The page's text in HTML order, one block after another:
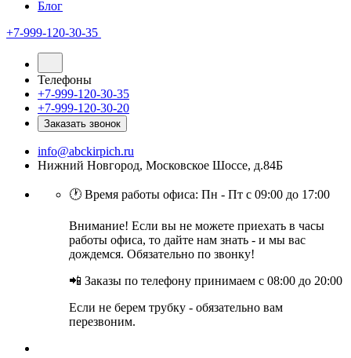
Блог
+7-999-120-30-35
Телефоны
+7-999-120-30-35
+7-999-120-30-20
Заказать звонок
info@abckirpich.ru
Нижний Новгород, Московское Шоссе, д.84Б
🕐 Время работы офиса: Пн - Пт с 09:00 до 17:00
Внимание! Если вы не можете приехать в часы
работы офиса, то дайте нам знать - и мы вас
дождемся. Обязательно по звонку!
📲 Заказы по телефону принимаем с 08:00 до 20:00
Если не берем трубку - обязательно вам
перезвоним.